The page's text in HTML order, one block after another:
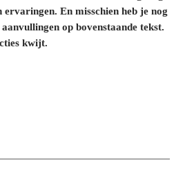
En misschien heb je nog
op bovenstaande tekst.
kwijt.